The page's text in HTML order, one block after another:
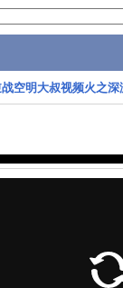
空明大叔视频火之